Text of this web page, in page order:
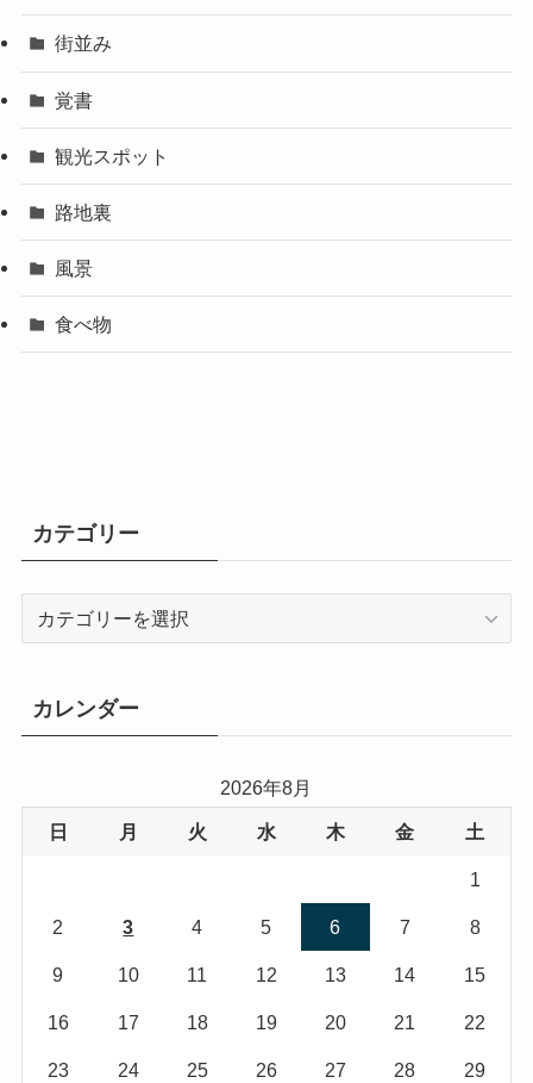
街並み
覚書
観光スポット
路地裏
風景
食べ物
カテゴリー
ー
カレンダー
2026年8月
日 月 火 水 木 金 土
1
2 3 4 5 6 7 8
9 10 11 12 13 14 15
16 17 18 19 20 21 22
23 24 25 26 27 28 29